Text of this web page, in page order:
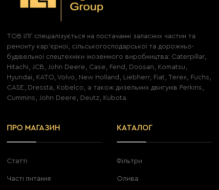
ТОВ ІЛГ спеціалізується на постачанні запасних частин та
ремонту кар'єрної, сільськогосподарської та дорожньо-
будівельної спецтехніки іноземного виробництва: Caterpillar,
Hitachi, JCB, John Deere, Case, Fend, Doosan, Komatsu,
Hyundai, KATO, Volvo, New Holland, Liebherr, Fiat, Terex, Fuchs,
CASE, Dressta, Kobelco, а також дизельних двигунів Perkins,
Cummins, John Deere, Deutz, Kubota.
ПРО МАГАЗИН
Статті
Часті питання
КАТАЛОГ
Фільтри
Олива